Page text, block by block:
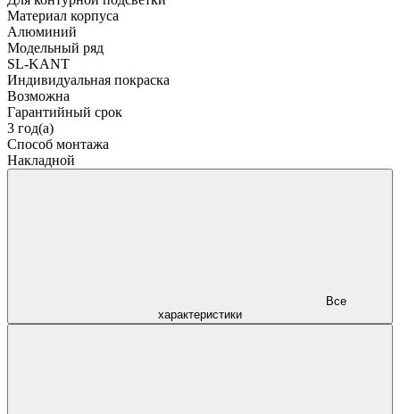
Материал корпуса
Алюминий
Модельный ряд
SL-KANT
Индивидуальная покраска
Возможна
Гарантийный срок
3 год(а)
Способ монтажа
Накладной
характеристики